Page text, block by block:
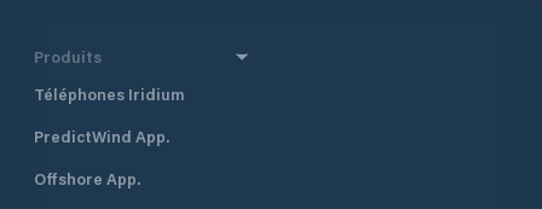
Produits
Téléphones Iridium
PredictWind App.
Offshore App.